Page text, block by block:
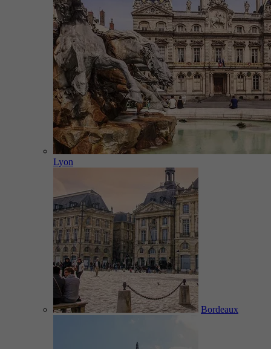
Lyon
Bordeaux